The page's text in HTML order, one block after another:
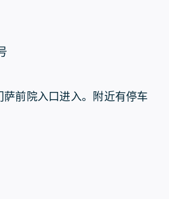
前院入口进入。附近有停车